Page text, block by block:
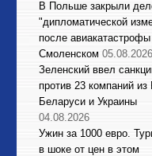
В Польше закрыли
"дипломатической
после
Смоленском 05.08.2026
Зеленский ввел
против 23 компаний
Беларуси и Украины
04.08.2026
Ужин за 1000 евро.
в шоке от цен в этом